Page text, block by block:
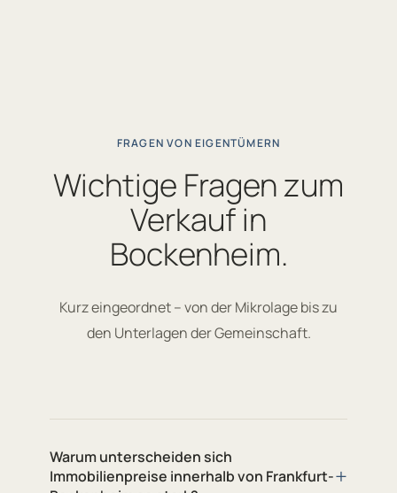
FRAGEN VON EIGENTÜMERN
Wichtige Fragen zum
Verkauf in
Bockenheim.
Kurz eingeordnet – von der Mikrolage bis zu
den Unterlagen der Gemeinschaft.
Warum unterscheiden sich
Immobilienpreise innerhalb von Frankfurt-+